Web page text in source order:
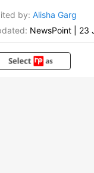
by: Alisha Garg
NewsPoint 23